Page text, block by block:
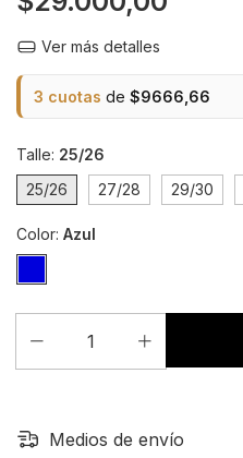
Ver más detalles
3 cuotas de $9666,66
Talle: 25/26
25/26
27/28 29/30
Color: Azul
Medios de envío